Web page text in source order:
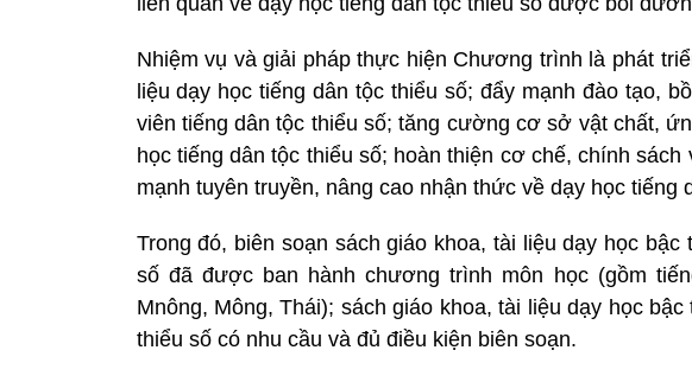
Nhiệm vụ và giải pháp thực hiện Chương trình là phát
liệu dạy học tiếng dân tộc thiểu số; đẩy mạnh đào tạo,
viên tiếng dân tộc thiểu số; tăng cường cơ sở vật chất,
học tiếng dân tộc thiểu số; hoàn thiện cơ chế, chính
mạnh tuyên truyền, nâng cao nhận thức về dạy học tiếng
Trong đó, biên soạn sách giáo khoa, tài liệu dạy học
số đã được ban hành chương trình môn học (gồm
Mnông, Mông, Thái); sách giáo khoa, tài liệu dạy học
thiểu số có nhu cầu và đủ điều kiện biên soạn.